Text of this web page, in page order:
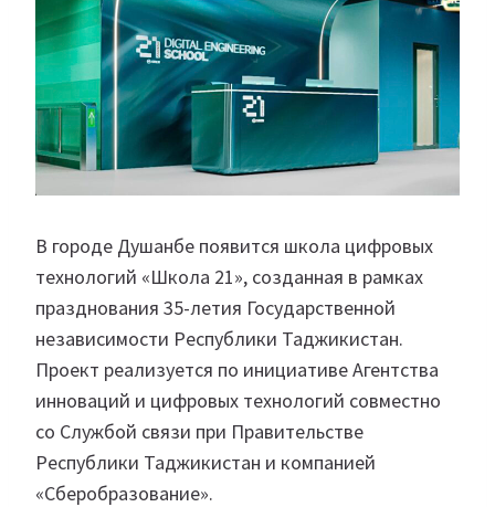
В городе Душанбе появится школа цифровых
технологий «Школа 21», созданная в рамках
празднования 35-летия Государственной
независимости Республики Таджикистан.
Проект реализуется по инициативе Агентства
инноваций и цифровых технологий совместно
со Службой связи при Правительстве
Республики Таджикистан и компанией
«Сберобразование».